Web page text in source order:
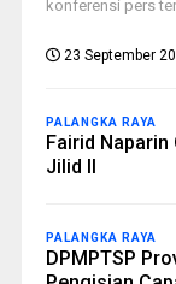
konferensi pers
23 September
PALANGKA RAYA
Fairid
Jilid II
PALANGKA RAYA
DPMPTSP